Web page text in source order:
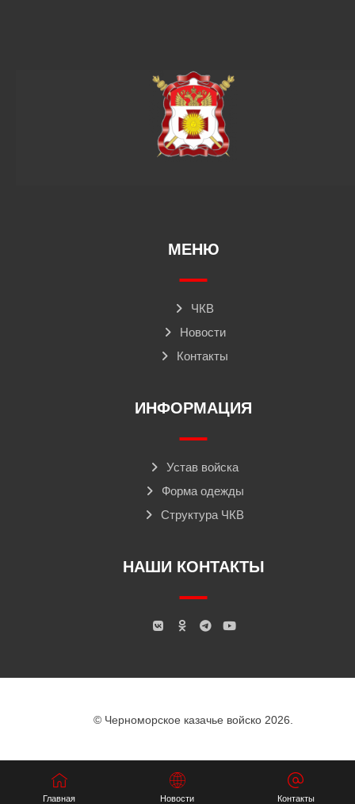
МЕНЮ
ЧКВ
Новости
Контакты
ИНФОРМАЦИЯ
Устав войска
Форма одежды
Структура ЧКВ
НАШИ КОНТАКТЫ
© Черноморское казачье войско 2026.
Главная Новости Контакты